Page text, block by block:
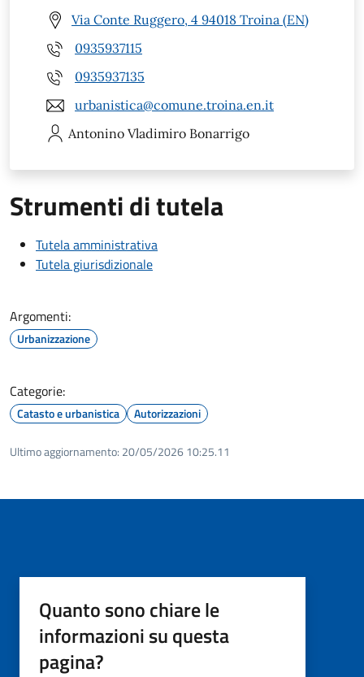
Via Conte Ruggero, 4 94018 Troina (EN)
0935937115
0935937135
urbanistica@comune.troina.en.it
Antonino Vladimiro Bonarrigo
Strumenti di tutela
Tutela amministrativa
Tutela giurisdizionale
Argomenti:
Urbanizzazione
Categorie:
Catasto e urbanistica Autorizzazioni
Ultimo aggiornamento: 20/05/2026 10:25.11
Quanto sono chiare le
informazioni su questa
pagina?